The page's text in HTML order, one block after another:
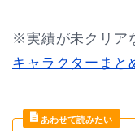
※実績が未クリア
キャラクターまと